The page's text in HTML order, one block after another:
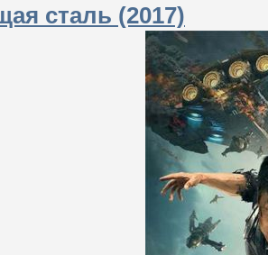
сталь (2017)